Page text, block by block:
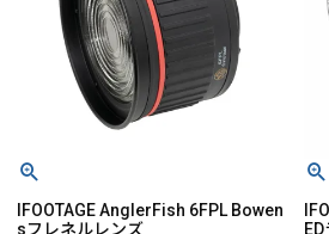
IFOOTAGE AnglerFish 6FPL Bowen
sフレネルレンズ